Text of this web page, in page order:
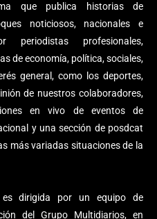
que publica historias de
noticiosos, nacionales e
periodistas profesionales,
de economía, política, sociales,
general, como los deportes,
de nuestros colaboradores,
en vivo de eventos de
y una sección de posdcat
más variadas situaciones de la
dirigida por un equipo de
del Grupo Multidiarios, en